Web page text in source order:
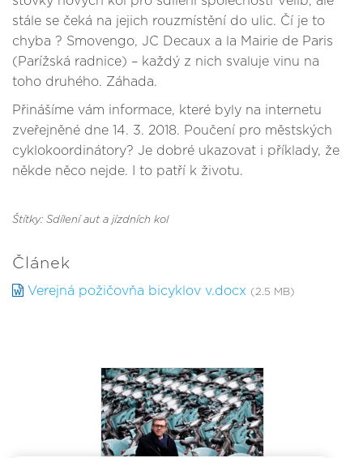
stále se čeká na jejich rouzmístění do ulic. Čí je to
chyba ? Smovengo, JC Decaux a la Mairie de Paris
(Parížská radnice) – každý z nich svaluje vinu na
toho druhého. Záhada.
Přinášíme vám informace, které byly na internetu
zveřejněné dne 14. 3. 2018. Poučení pro městských
cyklokoordinátory? Je dobré ukazovat i příklady, že
někde něco nejde. I to patří k životu.
Štítky: Sdílení aut a jízdních kol
Článek
Verejná požičovňa bicyklov v.docx (2.5 MB)